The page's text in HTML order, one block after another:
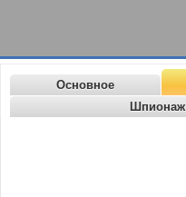
Основное
Шпионаж